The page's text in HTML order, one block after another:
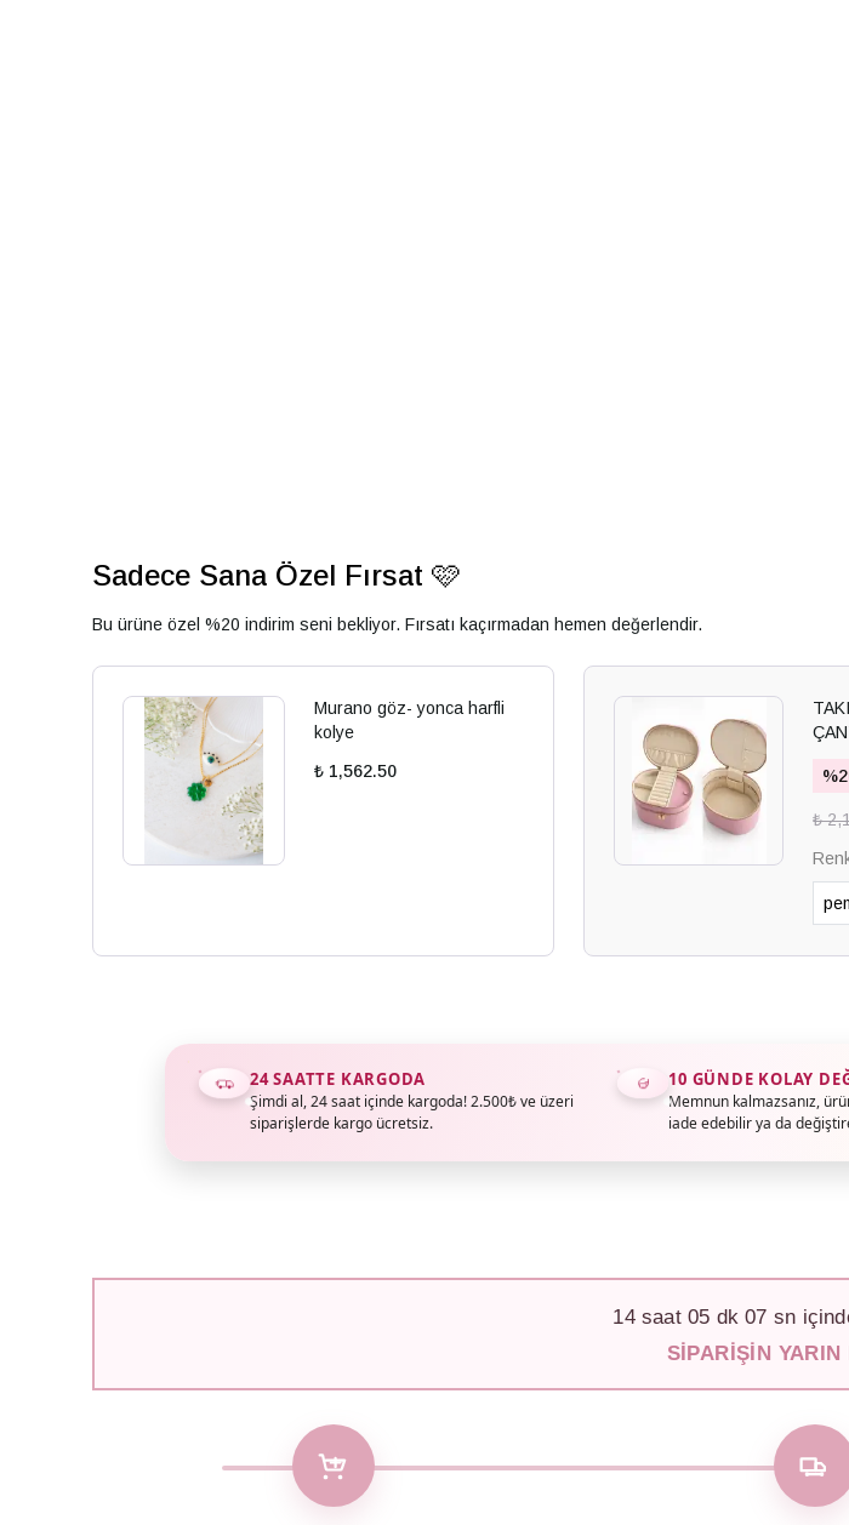
Sadece Sana Özel Fırsat 🩷
Bu ürüne özel %20 indirim seni bekliyor. Fırsatı kaçırmadan hemen değerlendir.
Murano göz- yonca harfli
kolye
₺ 1,562.50
%
₺
24 SAATTE KARGODA
Şimdi al, 24 saat içinde kargoda! 2.500₺ ve üzeri
siparişlerde kargo ücretsiz.
10 GÜNDE KOLAY
Memnun kalmazsanız,
iade edebilir ya da
14saat05 dk04 sn
SIPARIŞIN